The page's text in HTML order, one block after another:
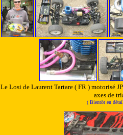
Le Losi de Laurent Tartare ( FR ) motorisé
axes de
( Bientôt en